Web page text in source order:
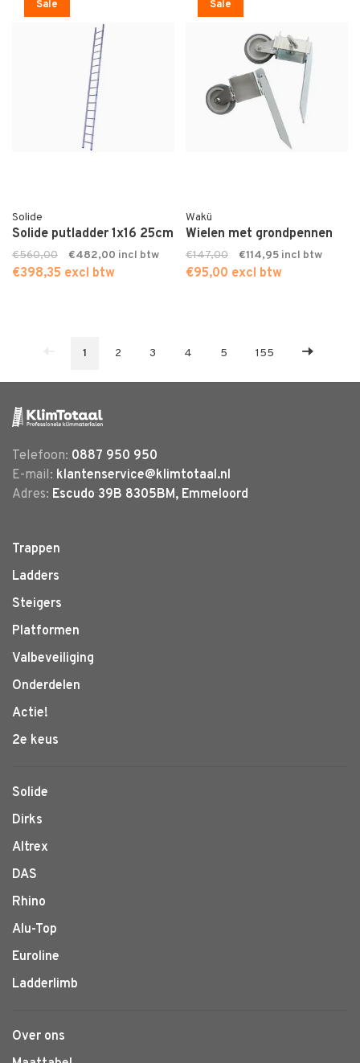
Sale
Solide
Solide putladder 1x16 25cm
€560,00 €482,00
€398,35 excl btw
Sale
Wakü
Wielen met grondpennen
€147,00 €114,95
€95,00 excl btw
1 2 3 4 5 155
Telefoon: 0887 950 950
E-mail: klantenservice@klimtotaal.nl
Adres: Escudo 39B 8305BM, Emmeloord
Trappen
Ladders
Steigers
Platformen
Valbeveiliging
Onderdelen
Actie!
2e keus
Solide
Dirks
Altrex
DAS
Rhino
Alu-Top
Euroline
Ladderlimb
Over ons